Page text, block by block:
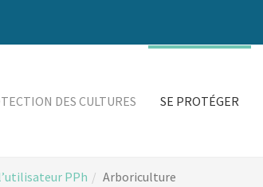
DES CULTURES SE PROTÉGER
PPh Arboriculture